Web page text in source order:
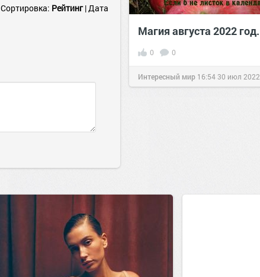
Сортировка: Рейтинг|Дата
Магия августа 2022 год.
0 0
Интересный мир 16:54 30 июл 2022